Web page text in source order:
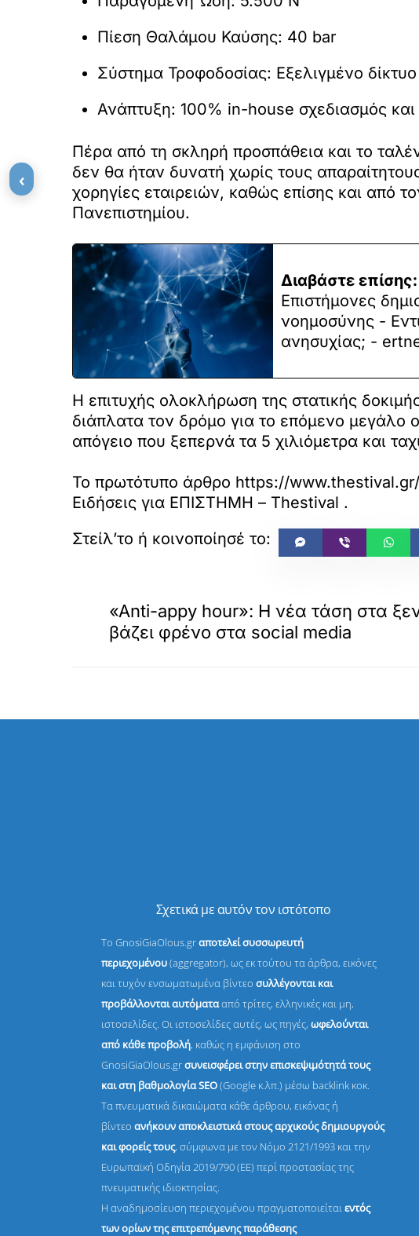
Πίεση Θαλάμου Καύσης: 40 bar
Σύστημα Τροφοδοσίας: Εξελιγμένο
Ανάπτυξη: 100% in-house σχεδιασμός
Πέρα από τη σκληρή προσπάθεια και το
δεν θα ήταν δυνατή χωρίς τους
χορηγίες εταιρειών, καθώς επίσης και από
Πανεπιστημίου.
Διαβάστε επίσης:
Επιστήμονες
νοημοσύνης -
ανησυχίας; -
Η επιτυχής ολοκλήρωση της στατικής
διάπλατα τον δρόμο για το επόμενο μεγάλο
απόγειο που ξεπερνά τα 5 χιλιόμετρα και
Το πρωτότυπο άρθρο https://
Ειδήσεις για ΕΠΙΣΤΗΜΗ – Thestival .
«Anti-appy hour»: Η νέα τάση στα
βάζει φρένο στα social media
Σχετικά με αυτόν τον ιστότοπο
Το GnosiGiaOlous.grαποτελεί συσσωρευτή
περιεχομένου(aggregator), ως εκ τούτου τα άρθρα, εικόνες
και τυχόν ενσωματωμένα βίντεοσυλλέγονται και
προβάλλονται αυτόματααπό τρίτες, ελληνικές και μη,
ιστοσελίδες. Οι ιστοσελίδες αυτές, ως πηγές,ωφελούνται
από κάθε προβολή, καθώς η εμφάνιση στο
GnosiGiaOlous.grσυνεισφέρει στην επισκεψιμότητά τους
και στη βαθμολογία SEO(Google κ.λπ.) μέσω backlink κοκ.
Τα πνευματικά δικαιώματα κάθε άρθρου, εικόνας ή
βίντεοανήκουν αποκλειστικά στους αρχικούς δημιουργούς
και φορείς τους, σύμφωνα με τον Νόμο 2121/1993 και την
Ευρωπαϊκή Οδηγία 2019/790 (ΕΕ) περί προστασίας της
πνευματικής ιδιοκτησίας.
Η αναδημοσίευση περιεχομένου πραγματοποιείταιεντός
των ορίων της επιτρεπόμενης παράθεσης
‹